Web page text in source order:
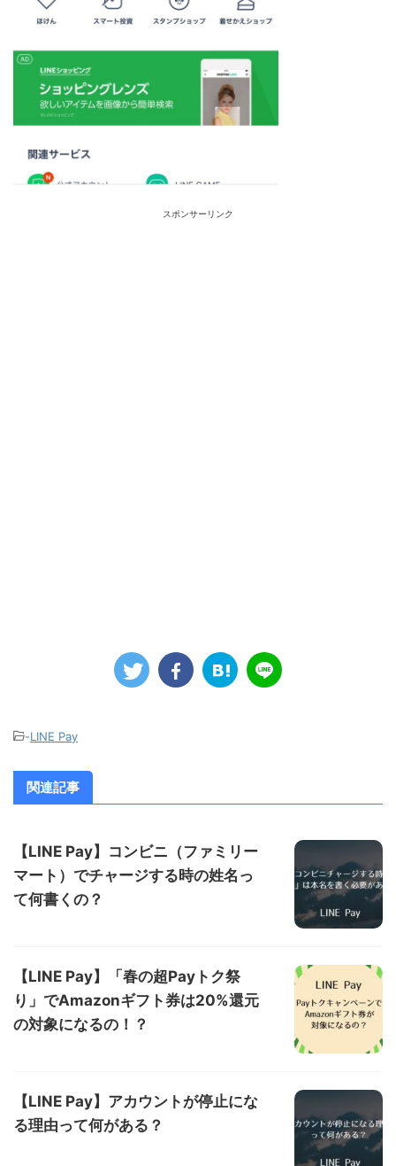
スポンサーリンク
-LINE Pay
関連記事
【LINE Pay】コンビニ（ファミリー
マート）でチャージする時の姓名っ
て何書くの？
【LINE Pay】「春の超Payトク祭
り」でAmazonギフト券は20%還元
の対象になるの！？
【LINE Pay】アカウントが停止にな
る理由って何がある？